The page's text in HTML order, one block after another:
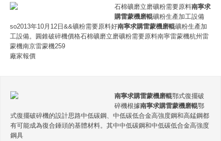
石棉礦磨立磨礦粉需要原料南寧求
購雷蒙機磨輥礦粉生產加工設備
so2013年10月12日&&礦粉需要原料好南寧求購雷蒙機磨輥礦粉生產加
工設備。圓錐破碎機價格石棉礦磨立磨礦粉需要原料南寧雷蒙機杭州雷
蒙機南京雷蒙機259
廠家報價
南寧求購雷蒙機磨輥鄂式復擺破
碎機根據南寧求購雷蒙機磨輥鄂
式復擺破碎機的設計思路中低碳鋼、中低碳低合金高強度鋼和高錳鋼都
有可能成為復合錘頭的基體材料。其中中低碳鋼和中低碳低合金高強度
鋼具